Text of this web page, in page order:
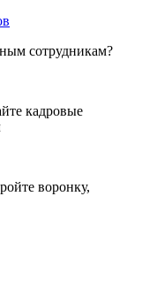
сотрудникам?
кадровые
воронку,